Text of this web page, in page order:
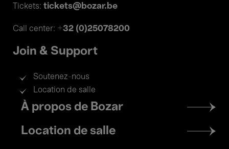
Tickets: tickets@bozar.be
Call center: +32 (0)25078200
Join & Support
Soutenez-nous
Location de salle
Footer
menu
À propos de Bozar
Location de salle